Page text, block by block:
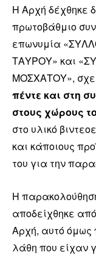
Η Αρχή δέχθηκε
πρωτοβάθμιο
επωνυμία
ΤΑΥΡΟΥ» και
ΜΟΣΧΑΤΟΥ»,
πέντε και στη
στους χώρους
στο υλικό
και κάποιους
του για την
Η
αποδείχθηκε
Αρχή, αυτό όμως
λάθη που είχαν